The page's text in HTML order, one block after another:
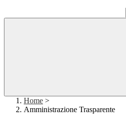
Home >
Amministrazione Trasparente